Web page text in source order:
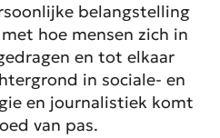
belangstelling
hoe mensen zich in
en tot elkaar
in sociale- en
en journalistiek komt
van pas.